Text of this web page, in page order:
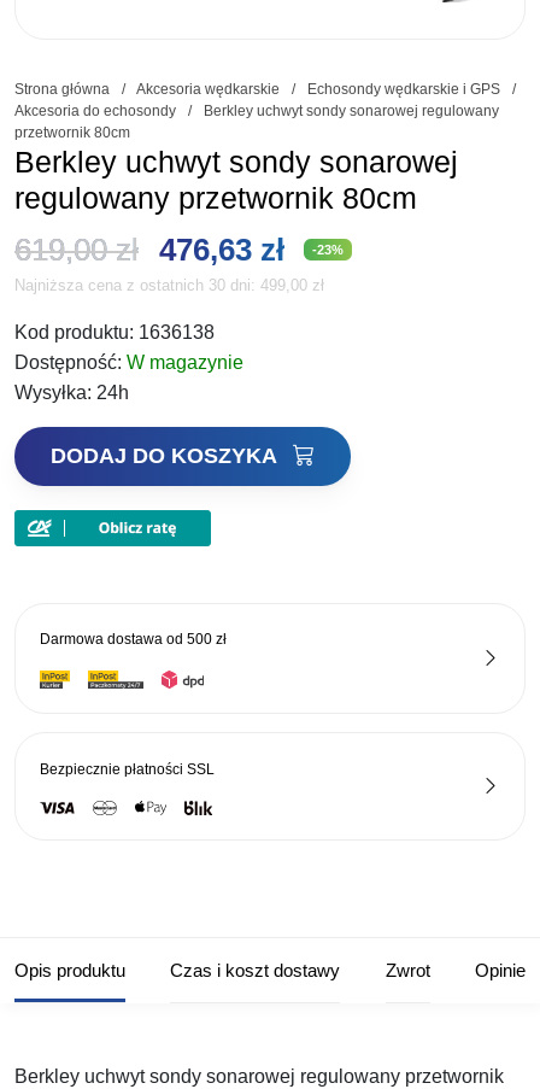
Strona główna / Akcesoria wędkarskie / Echosondy wędkarskie i GPS
/
Akcesoria do echosondy
/
Berkley uchwyt sondy sonarowej regulowany
przetwornik 80cm
Berkley uchwyt sondy sonarowej
regulowany przetwornik 80cm
619,00zł Pierwotna
cena
wynosiła:
476,63 złAktualna
cena
-23%
Najniższa cena z ostatnich 30 dni: 499,00 zł
Kod produktu: 1636138
Dostępność: W magazynie
Wysyłka: 24h
ilość
Berkley
sondy
80cm
DODAJ DO KOSZYKA
Darmowa dostawa od 500 zł
Bezpiecznie płatności SSL
Opis produktu Czas i koszt dostawy Zwrot Opinie
Berkley uchwyt sondy sonarowej regulowany przetwornik